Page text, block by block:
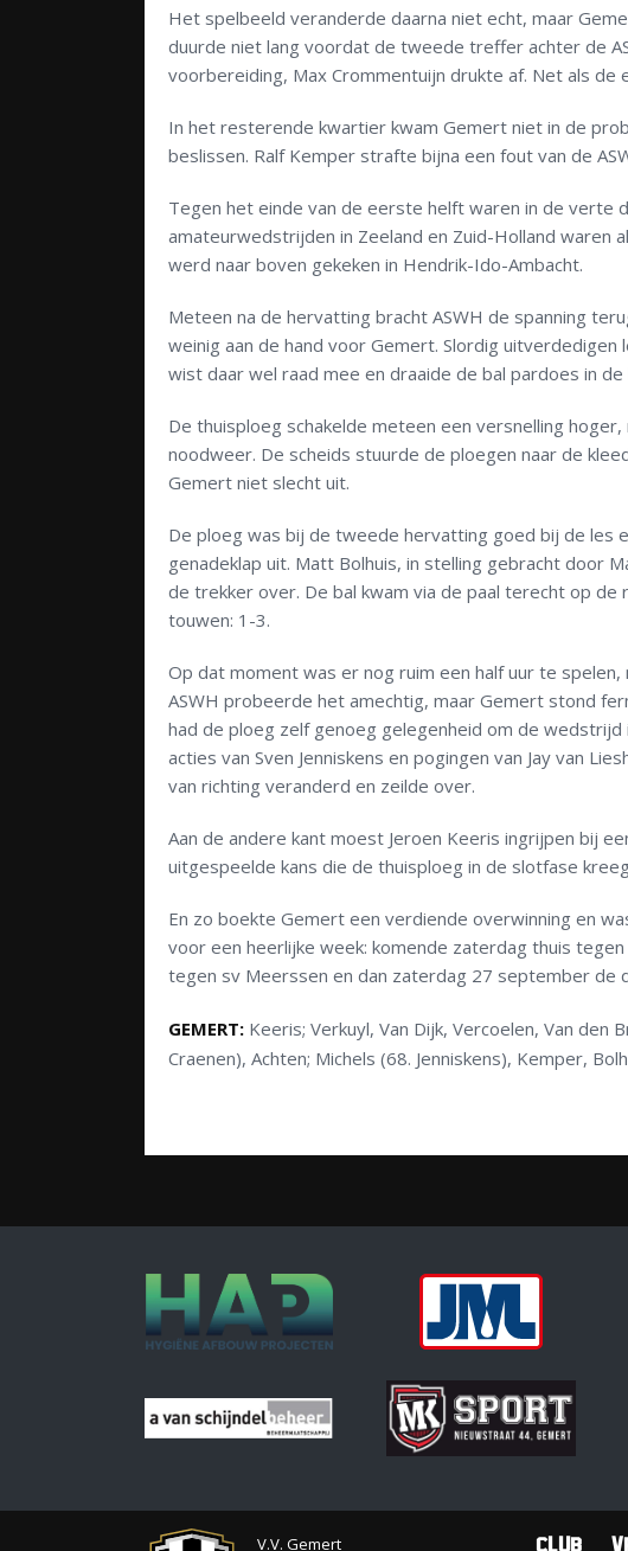
Het spelbeeld veranderde daarna niet echt, maar
duurde niet lang voordat de tweede treffer achter de
voorbereiding, Max Crommentuijn drukte af. Net als
In het resterende kwartier kwam Gemert niet in de
beslissen. Ralf Kemper strafte bijna een fout van de
Tegen het einde van de eerste helft waren in de verte
amateurwedstrijden in Zeeland en Zuid-Holland
werd naar boven gekeken in Hendrik-Ido-Ambacht.
Meteen na de hervatting bracht ASWH de spanning
weinig aan de hand voor Gemert. Slordig
wist daar wel raad mee en draaide de bal pardoes in de
De thuisploeg schakelde meteen een versnelling
noodweer. De scheids stuurde de ploegen naar de
Gemert niet slecht uit.
De ploeg was bij de tweede hervatting goed bij de les
genadeklap uit. Matt Bolhuis, in stelling gebracht door
de trekker over. De bal kwam via de paal terecht op de
touwen: 1-3.
Op dat moment was er nog ruim een half uur te
ASWH probeerde het amechtig, maar Gemert stond
had de ploeg zelf genoeg gelegenheid om de
acties van Sven Jenniskens en pogingen van Jay van
van richting veranderd en zeilde over.
Aan de andere kant moest Jeroen Keeris ingrijpen bij
uitgespeelde kans die de thuisploeg in de slotfase
En zo boekte Gemert een verdiende overwinning en
voor een heerlijke week: komende zaterdag thuis
tegen sv Meerssen en dan zaterdag 27 september de
GEMERT: Keeris; Verkuyl, Van Dijk, Vercoelen, Van den
Craenen), Achten; Michels (68. Jenniskens), Kemper,
V.V. Gemert Club